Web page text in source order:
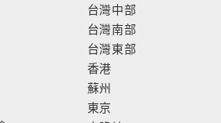
台灣中部
台灣南部
台灣東部
香港
蘇州
東京